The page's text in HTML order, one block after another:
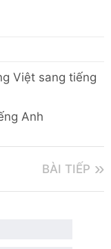
Việt sang tiếng
Anh
BÀI TIẾP